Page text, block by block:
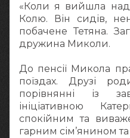
«Коли я вийшла
Колю. Він сидів,
побачене Тетяна.
дружина Миколи.
До пенсії Микола
поїздах. Друзі
порівнянні із
ініціативною
спокійним та
гарним сім’янином